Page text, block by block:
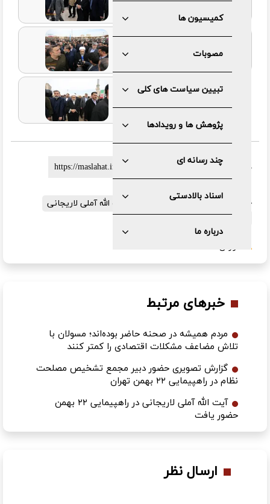
کمیسیون ها
مصوبات
تبیین سیاست های کلی
پژوهش ها و رویدادها
چند رسانه ای
اسناد بالادستی
درباره ما
لینک کوتاه :
گزارش تصویری
آیت الله آملی لاریجانی
یوم الله ۲۲بهمن
گزارش خطا
خبرهای مرتبط
مردم همیشه در صحنه حاضر بوده‌اند؛ مسولان با
تلاش مضاعف مشکلات اقتصادی را کمتر کنند
گزارش تصویری حضور دبیر مجمع تشخیص مصلحت
نظام در راهپیمایی ۲۲ بهمن تهران
آیت الله آملی لاریجانی در راهپیمایی ۲۲ بهمن
حضور یافت
ارسال نظر